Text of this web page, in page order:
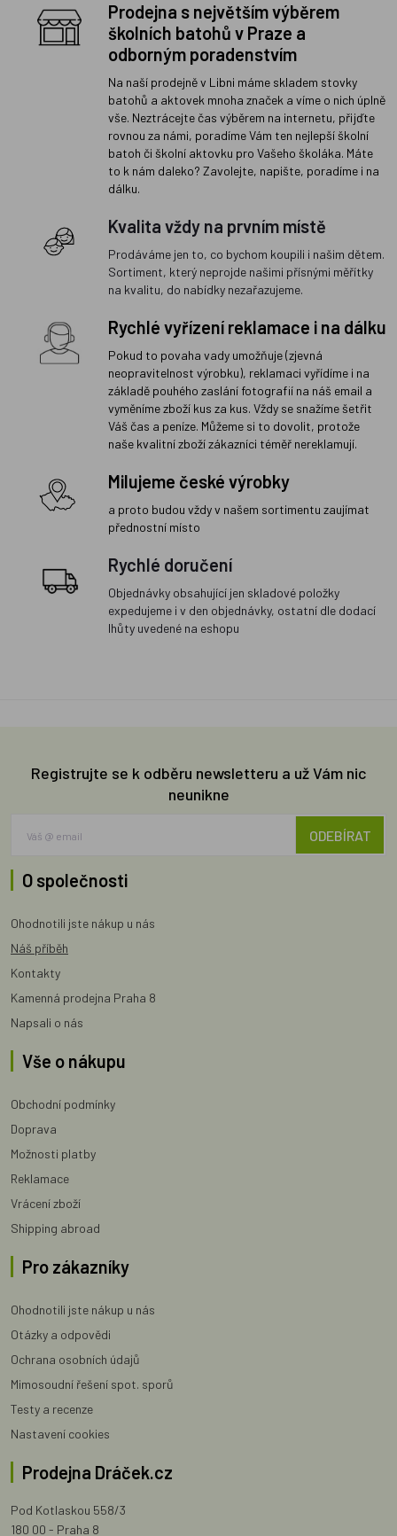
Prodejna s největším výběrem
školních batohů v Praze a
odborným poradenstvím
Na naší prodejně v Libni máme skladem stovky
batohů a aktovek mnoha značek a víme o nich úplně
vše. Neztrácejte čas výběrem na internetu, přijďte
rovnou za námi, poradíme Vám ten nejlepší školní
batoh či školní aktovku pro Vašeho školáka. Máte
to k nám daleko? Zavolejte, napište, poradíme i na
dálku.
Kvalita vždy na prvním místě
Prodáváme jen to, co bychom koupili i našim dětem.
Sortiment, který neprojde našimi přísnými měřítky
na kvalitu, do nabídky nezařazujeme.
Rychlé vyřízení reklamace i na dálku
Pokud to povaha vady umožňuje (zjevná
neopravitelnost výrobku), reklamaci vyřídíme i na
základě pouhého zaslání fotografií na náš email a
vyměníme zboží kus za kus. Vždy se snažíme šetřit
Váš čas a peníze. Můžeme si to dovolit, protože
naše kvalitní zboží zákazníci téměř nereklamují.
Milujeme české výrobky
a proto budou vždy v našem sortimentu zaujímat
přednostní místo
Rychlé doručení
Objednávky obsahující jen skladové položky
expedujeme i v den objednávky, ostatní dle dodací
lhůty uvedené na eshopu
Registrujte se k odběru newsletteru a už Vám nic
neunikne
ODEBÍRAT
O společnosti
Ohodnotili jste nákup u nás
Náš příběh
Kontakty
Kamenná prodejna Praha 8
Napsali o nás
Vše o nákupu
Obchodní podmínky
Doprava
Možnosti platby
Reklamace
Vrácení zboží
Shipping abroad
Pro zákazníky
Ohodnotili jste nákup u nás
Otázky a odpovědi
Ochrana osobních údajů
Mimosoudní řešení spot. sporů
Testy a recenze
Nastavení cookies
Prodejna Dráček.cz
Pod Kotlaskou 558/3
180 00 - Praha 8